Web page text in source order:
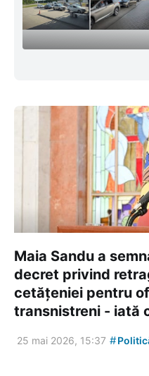
Maia Sandu a
decret privind
cetățeniei pentru
transnistreni - iată
25 mai 2026, 15:37 #